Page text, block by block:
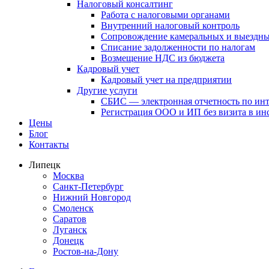
Налоговый консалтинг
Работа с налоговыми органами
Внутренний налоговый контроль
Сопровождение камеральных и
Списание задолженности по налогам
Возмещение НДС из бюджета
Кадровый учет
Кадровый учет на предприятии
Другие услуги
СБИС — электронная отчетность по
Регистрация ООО и ИП без визита в
Цены
Блог
Контакты
Липецк
Москва
Санкт-Петербург
Нижний Новгород
Смоленск
Саратов
Луганск
Донецк
Ростов-на-Дону